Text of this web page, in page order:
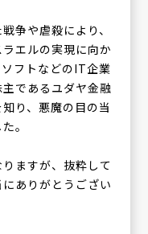
争や虐殺により、
エルの実現に向か
フトなどのIT企業
であるユダヤ金融
り、悪魔の目の当
。
ますが、抜粋して
ありがとうござい